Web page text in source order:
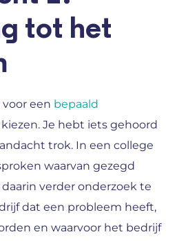
tot het
een bepaald
Je hebt iets gehoord
trok. In een college
waarvan gezegd
verder onderzoek te
dat een probleem heeft,
en waarvoor het bedrijf